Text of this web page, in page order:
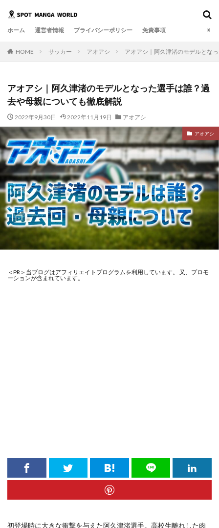
ホーム 運営者情報 プライバシーポリシー 免責事項
HOME サッカー アオアシ アオアシ｜阿久津渚のモデルとな
アオアシ｜阿久津渚のモデルとなった選手は誰？過
去や母親についても徹底解説
2022年9月30日 2022年11月19日 アオアシ
アオアシ
＜PR＞当ブログはアフィリエイトプログラムを利用しています。 又、プロモ
ーションが含まれています。
初登場時に大きな衝撃を与えた阿久津渚選手。 高校生離れした肉